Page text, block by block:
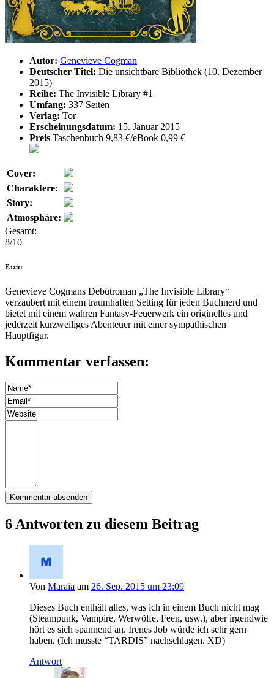
Autor: Genevieve Cogman
Deutscher Titel: Die unsichtbare Bibliothek (10. Dezember
2015)
Reihe: The Invisible Library #1
Umfang: 337 Seiten
Verlag: Tor
Erscheinungsdatum: 15. Januar 2015
Preis Taschenbuch 9,83 €/eBook 0,99 €
Cover:
Charaktere:
Story:
Atmosphäre:
Gesamt:
8/10
Fazit:
Genevieve Cogmans Debütroman „The Invisible Library“
verzaubert mit einem traumhaften Setting für jeden Buchnerd und
bietet mit einem wahren Fantasy-Feuerwerk ein originelles und
jederzeit kurzweiliges Abenteuer mit einer sympathischen
Hauptfigur.
Kommentar verfassen:
6 Antworten zu diesem Beitrag
Von Maraia am 26. Sep. 2015 um 23:09
Dieses Buch enthält alles, was ich in einem Buch nicht mag
(Steampunk, Vampire, Werwölfe, Feen, usw.), aber irgendwie
hört es sich spannend an. Irenes Job würde ich sehr gern
haben. (Ich musste “TARDIS” nachschlagen. XD)
Antwort